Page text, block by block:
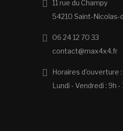
11 rue du Champy
54210 Saint-Nicolas-
06 24 12 70 33
contact@max4x4.fr
Horaires d'ouverture :
Lundi - Vendredi : 9h -